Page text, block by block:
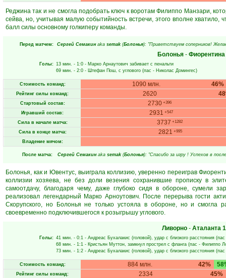
Реджина так и не смогла подобрать ключ к воротам Филиппо Манзари,
сейва, но, учитывая малую событийность встречи, этого вполне хватило,
балл силы основному голкиперу команды.
Перед матчем: Сергей Семакин aka semak (Болонья): "Приветствуем соперников!
Болонья - Фиорентина
Голы: 13 мин. - 1:0 - Марко Арнаутович забивает с пенальти
69 мин. - 2:0 - Штефан Пош, с углового (пас - Николас Домингес)
Стоимость команд: 46%
1090 млн.
Рейтинг силы команд: 2620
Стартовый состав: 2730+396
Игравший состав: 2931 +547
Сила в начале матча: 3737 +1282
Сила в конце матча: 2821 +995
Владение мячом:
После матча: Сергей Семакин aka semak (Болонья): "Спасибо за игру ! Успехов в
Болонья, как и Ювентус, выиграла коллизию, уверенно переиграв
коллизии хозяева, не без доли везения сохранившие прописку в
самоотдачу, благодаря чему, даже глубоко сидя в обороне, сумели
реализовал легендарный Марко Арноутович. После перерыва гости
Скорупского, но Болонья не только устояла в обороне, но и смогла
своевременно подключившегося к розыгрышу углового.
Ливорно- Аталанта
Голы: 41 мин. - 0:1 - Андреас Бухалакис (головой), удар с близкого расстояния
68 мин. - 1:1 - Кристьян Муттон, замкнул прострел с фланга (пас - Филиппо
73 мин. - 1:2 - Андреас Бухалакис (головой), удар с близкого расстояния
Стоимость команд: 42%
884 млн.
Рейтинг силы команд: 45%
2334